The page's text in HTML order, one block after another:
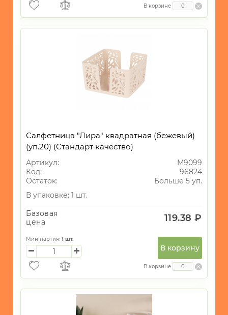
В корзине
Салфетница "Лира" квадратная (бежевый)
(уп.20) (Стандарт качество)
Артикул:
М9099
Код:
96824
Остаток:
Больше 5 уп.
В упаковке: 1 шт.
Базовая
цена
119.38 ₽
Мин партия: 1 шт.
В корзину
В корзине